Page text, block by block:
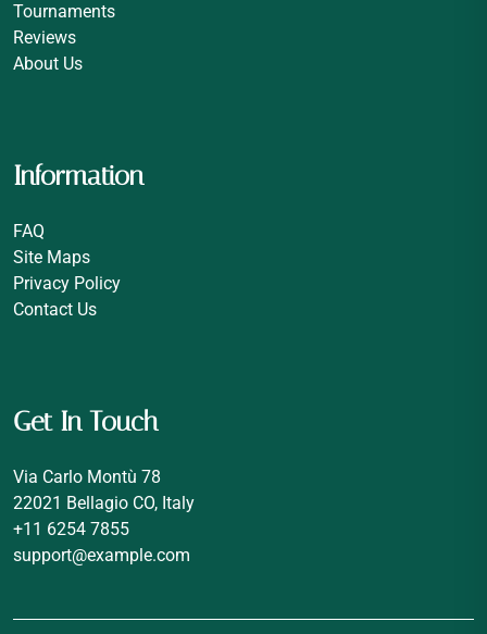
Tournaments
Reviews
About Us
Information
FAQ
Site Maps
Privacy Policy
Contact Us
Get In Touch
Via Carlo Montù 78
22021 Bellagio CO, Italy
+11 6254 7855
support@example.com